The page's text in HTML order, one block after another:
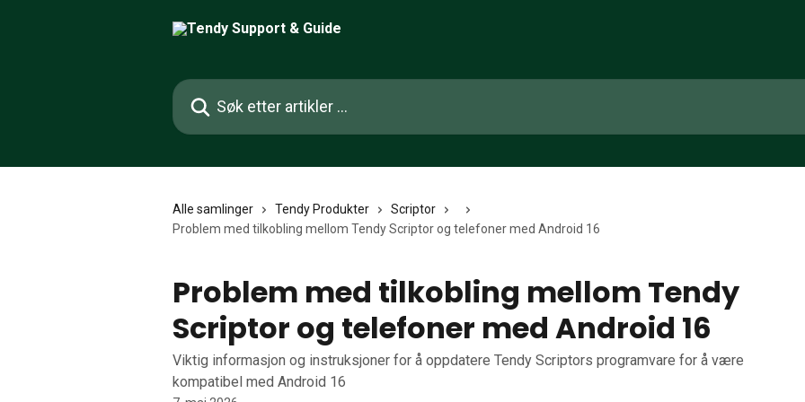
Søk etter artikler ...
Alle samlinger Tendy Produkter
Scriptor
Problem med tilkobling mellom Tendy Scriptor og telefoner med Android 16
Problem med tilkobling mellom Tendy
Scriptor og telefoner med Android 16
Viktig informasjon og instruksjoner for å oppdatere Tendy Scriptors programvare for å være
kompatibel med Android 16